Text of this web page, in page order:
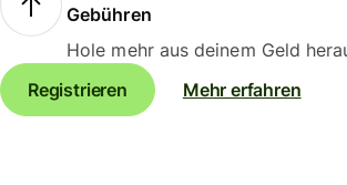
Gebühren
Hole mehr aus deinem Geld
Registrieren
Mehr erfahren